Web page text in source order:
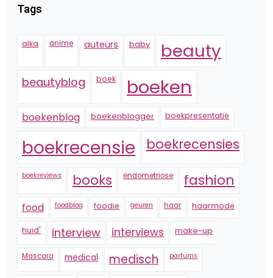
Tags
alka anime auteurs baby beauty
beautyblog boek boeken
boekenblog boekenblogger boekpresentatie
boekrecensie boekrecensies
boekreviews books endometriose fashion
food foodblog foodie geuren haar haarmode
huid' interview interviews make-up
Mascara medical medisch parfums